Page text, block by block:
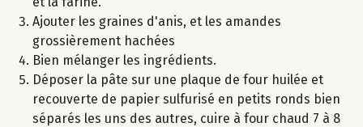
Ajouter les graines d'anis, et les amandes
grossièrement hachées
Bien mélanger les ingrédients.
Déposer la pâte sur une plaque de four huilée et
recouverte de papier sulfurisé en petits ronds bien
séparés les uns des autres, cuire à four chaud 7 à 8